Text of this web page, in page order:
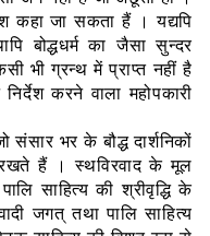
कहा जा सकता हैं । यद्यपि
बोद्धधर्म का जैसा सुन्दर
भी ग्रन्थ में प्राप्त नहीं है
करने वाला महोपकारी
संसार भर के बौद्ध दार्शनिकों
रखते हैं । स्थविरवाद के मूल
साहित्य की श्रीवृद्धि के
जगत् तथा पालि साहित्य